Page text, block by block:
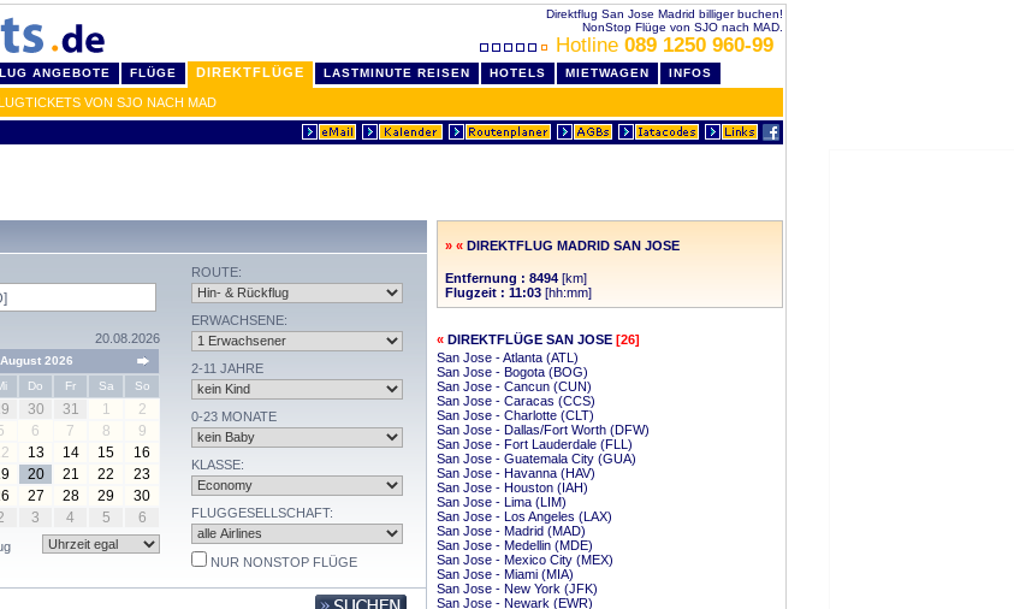
Direktflug San Jose Madrid billiger buchen!
NonStop Flüge von SJO nach MAD.
Hotline 089 1250 960-99
ANGEBOTE FLÜGE DIREKTFLÜGE LASTMINUTE REISEN HOTELS MIETWAGEN INFOS
VON SJO NACH MAD
20.08.2026
August 2026
Do Fr Sa So
30 31 1
2
6 7 8
9
13 14 15
16
20 21 22
23
27 28 29
30
3 4 5 6
ROUTE:
ERWACHSENE:
2-11 JAHRE
0-23 MONATE
KLASSE:
FLUGGESELLSCHAFT:
NUR NONSTOP FLÜGE
» « DIREKTFLUG MADRID SAN JOSE
Entfernung : 8494 [km]
Flugzeit : 11:03 [hh:mm]
« DIREKTFLÜGE SAN JOSE [26]
San Jose - Atlanta (ATL)
San Jose - Bogota (BOG)
San Jose - Cancun (CUN)
San Jose - Caracas (CCS)
San Jose - Charlotte (CLT)
San Jose - Dallas/Fort Worth (DFW)
San Jose - Fort Lauderdale (FLL)
San Jose - Guatemala City (GUA)
San Jose - Havanna (HAV)
San Jose - Houston (IAH)
San Jose - Lima (LIM)
San Jose - Los Angeles (LAX)
San Jose - Madrid (MAD)
San Jose - Medellin (MDE)
San Jose - Mexico City (MEX)
San Jose - Miami (MIA)
San Jose - New York (JFK)
San Jose - Newark (EWR)